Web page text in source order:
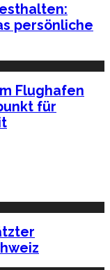
persönliche
Flughafen
für